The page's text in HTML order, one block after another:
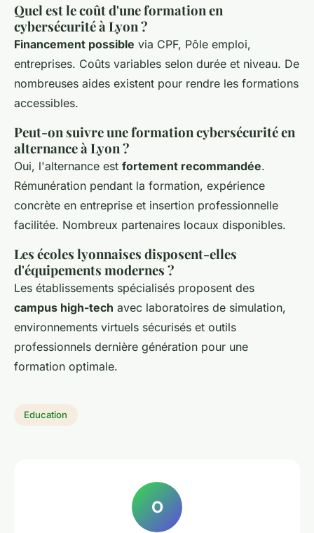
Quel est le coût d'une formation en
cybersécurité à Lyon ?
Financement possible via CPF, Pôle emploi,
entreprises. Coûts variables selon durée et niveau. De
nombreuses aides existent pour rendre les formations
accessibles.
Peut-on suivre une formation cybersécurité en
alternance à Lyon ?
Oui, l'alternance est fortement recommandée.
Rémunération pendant la formation, expérience
concrète en entreprise et insertion professionnelle
facilitée. Nombreux partenaires locaux disponibles.
Les écoles lyonnaises disposent-elles
d'équipements modernes ?
Les établissements spécialisés proposent des
campus high-tech avec laboratoires de simulation,
environnements virtuels sécurisés et outils
professionnels dernière génération pour une
formation optimale.
Education
O